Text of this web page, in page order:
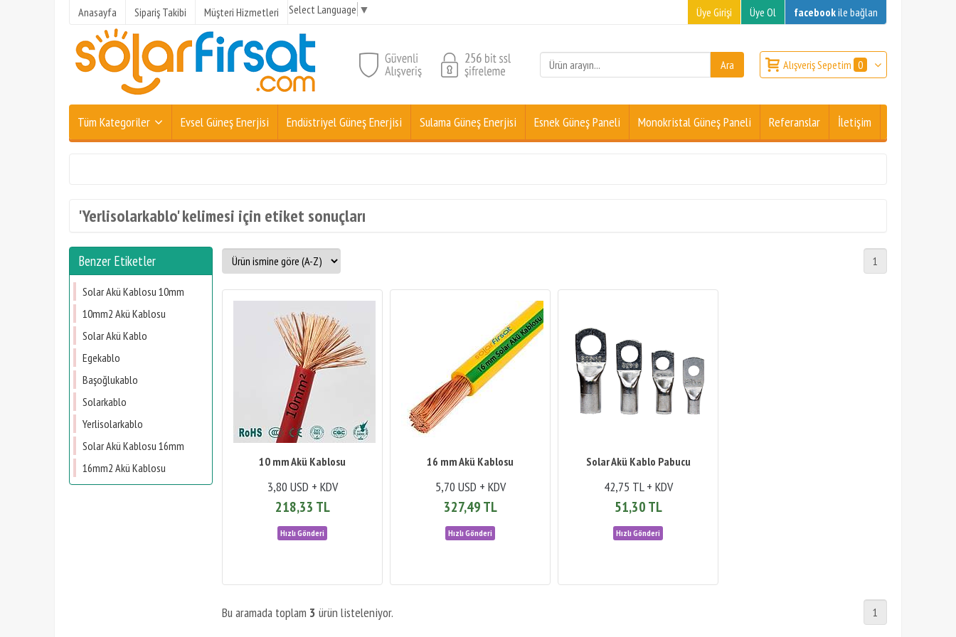
Anasayfa Sipariş Takibi Müşteri Hizmetleri Select Language ▼ Üye Girişi Üye Ol facebookile bağlan
Alışveriş Sepetim 0
Tüm Kategoriler Evsel Güneş Enerjisi Endüstriyel Güneş Enerjisi Sulama Güneş Enerjisi Esnek Güneş Paneli Monokristal Güneş Paneli Referanslar İletişim
'Yerlisolarkablo' kelimesi için etiket sonuçları
Benzer Etiketler
Solar Akü Kablosu 10mm
10mm2 Akü Kablosu
Solar Akü Kablo
Egekablo
Başoğlukablo
Solarkablo
Yerlisolarkablo
Solar Akü Kablosu 16mm
16mm2 Akü Kablosu
1
10 mm Akü Kablosu
3,80 USD + KDV
218,33 TL
16 mm Akü Kablosu
5,70 USD + KDV
327,49 TL
Solar Akü Kablo Pabucu
42,75 TL + KDV
51,30 TL
Bu aramada toplam 3 ürün listeleniyor. 1